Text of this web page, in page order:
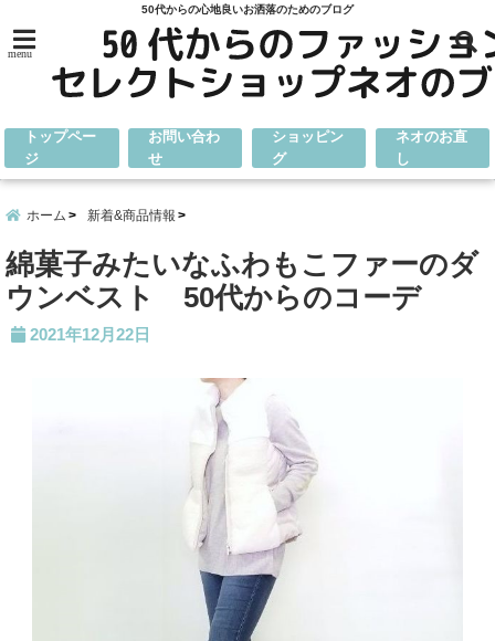
50代からの心地良いお洒落のためのブログ
menu
トップペー
ジ
お問い合わ
せ
ショッピン
グ
ネオのお直
し
ホーム 新着&商品情報
綿菓子みたいなふわもこファーのダ
ウンベスト 50代からのコーデ
2021年12月22日